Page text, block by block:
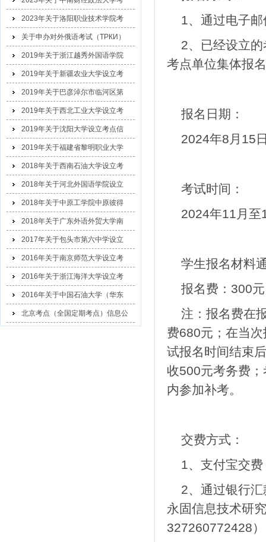
2023年关于洛阳职业技术学院考
关于申办对外俄语考试（ТРКИ）
2019年关于浙江越秀外国语学院
2019年关于新疆农业大学设立考
2019年关于巴彦淖尔市临河区第
2019年关于西北工业大学设立考
2019年关于沈阳大学设立考点信
2019年关于福建省黎明职业大学
2018年关于西南石油大学设立考
2018年关于河北外国语学院设立
2018年关于中原工学院中原彼得
2018年关于广东外语外贸大学南
2017年关于包头市第六中学设立
2016年关于南京师范大学设立考
2016年关于浙江海洋大学设立考
2016年关于中国石油大学（华东
北京考点（全国定期考点）信息公
1、通过电子邮
2、已经设立
考点单位集体报名
报名日期：
2024年8月 15
考试时间：
2024年11月至
学生报名材料
报名费： 300
注：报名费在
费680元；在当
试报名时间结束
收500元考务费
内参加补考。
交费方式：
1、支付宝交费
2、通过银行
永固信息技术研
327260772428）